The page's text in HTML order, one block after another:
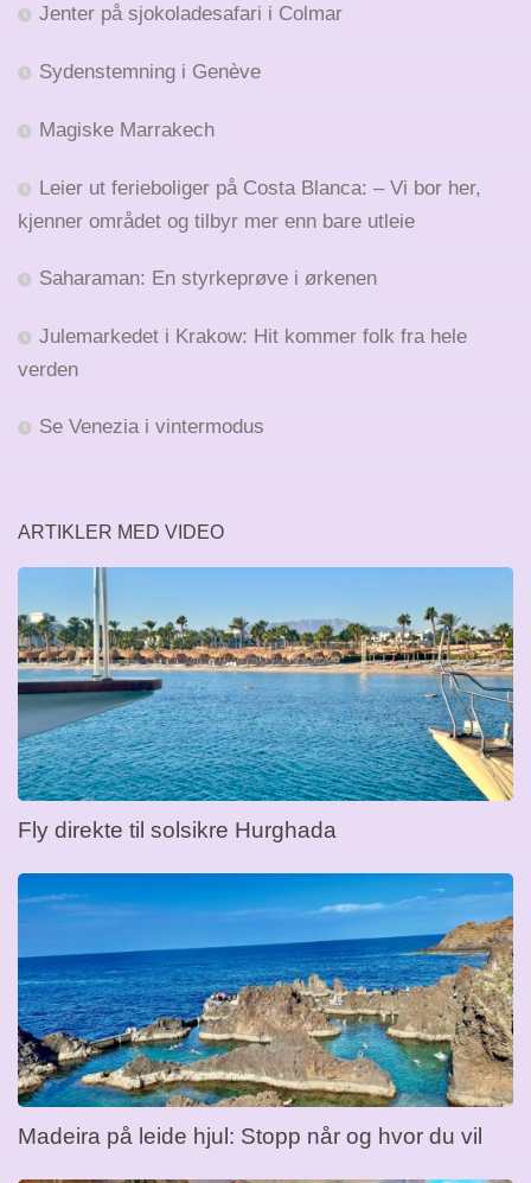
Jenter på sjokoladesafari i Colmar
Sydenstemning i Genève
Magiske Marrakech
Leier ut ferieboliger på Costa Blanca: – Vi bor her,
kjenner området og tilbyr mer enn bare utleie
Saharaman: En styrkeprøve i ørkenen
Julemarkedet i Krakow: Hit kommer folk fra hele
verden
Se Venezia i vintermodus
ARTIKLER MED VIDEO
Fly direkte til solsikre Hurghada
Madeira på leide hjul: Stopp når og hvor du vil